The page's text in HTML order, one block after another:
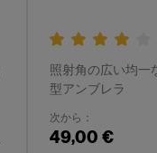
照射角の広い均一
型アンブレラ
次から：
49,00 €